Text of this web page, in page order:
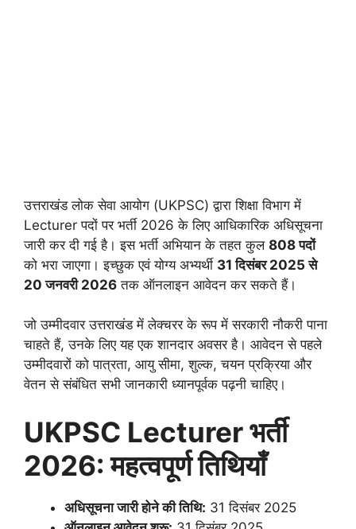
उत्तराखंड लोक सेवा आयोग (UKPSC) द्वारा शिक्षा विभाग में
Lecturer पदों पर भर्ती 2026 के लिए आधिकारिक अधिसूचना
जारी कर दी गई है। इस भर्ती अभियान के तहत कुल 808 पदों
को भरा जाएगा। इच्छुक एवं योग्य अभ्यर्थी 31 दिसंबर 2025 से
20 जनवरी 2026 तक ऑनलाइन आवेदन कर सकते हैं।
जो उम्मीदवार उत्तराखंड में लेक्चरर के रूप में सरकारी नौकरी पाना
चाहते हैं, उनके लिए यह एक शानदार अवसर है। आवेदन से पहले
उम्मीदवारों को पात्रता, आयु सीमा, शुल्क, चयन प्रक्रिया और
वेतन से संबंधित सभी जानकारी ध्यानपूर्वक पढ़नी चाहिए।
UKPSC Lecturer भर्ती
2026: महत्वपूर्ण तिथियाँ
अधिसूचना जारी होने की तिथि: 31 दिसंबर 2025